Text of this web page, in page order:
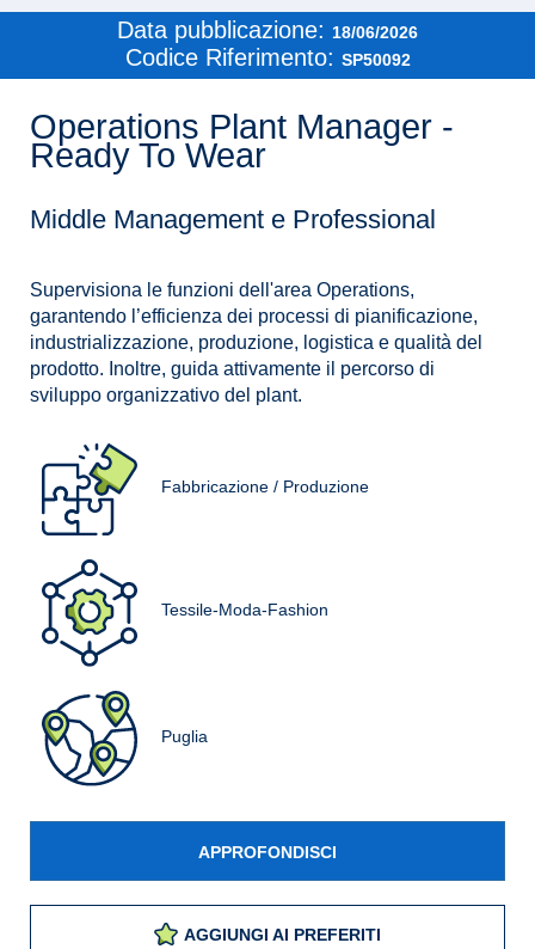
Data pubblicazione: 18/06/2026
Codice Riferimento: SP50092
Operations Plant Manager -
Ready To Wear
Middle Management e Professional
Supervisiona le funzioni dell'area Operations,
garantendo l’efficienza dei processi di pianificazione,
industrializzazione, produzione, logistica e qualità del
prodotto. Inoltre, guida attivamente il percorso di
sviluppo organizzativo del plant.
Fabbricazione / Produzione
Tessile-Moda-Fashion
Puglia
APPROFONDISCI
AGGIUNGI AI PREFERITI